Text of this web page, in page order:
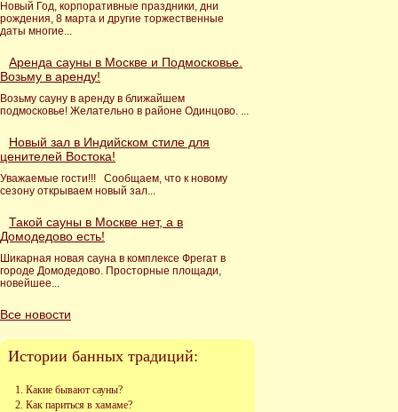
Новый Год, корпоративные праздники, дни
рождения, 8 марта и другие торжественные
даты многие...
Аренда сауны в Москве и Подмосковье.
Возьму в аренду!
Возьму сауну в аренду в ближайшем
подмосковье! Желательно в районе Одинцово. ...
Новый зал в Индийском стиле для
ценителей Востока!
Уважаемые гости!!! Сообщаем, что к новому
сезону открываем новый зал...
Такой сауны в Москве нет, а в
Домодедово есть!
Шикарная новая сауна в комплексе Фрегат в
городе Домодедово. Просторные площади,
новейшее...
Все новости
Истории банных традиций:
Какие бывают сауны?
Как париться в хамаме?